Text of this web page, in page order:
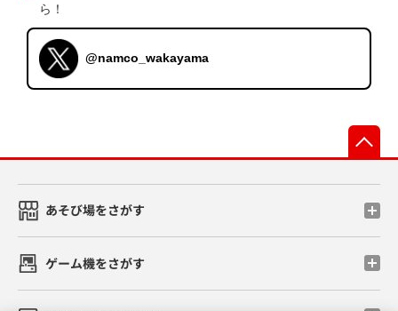
ら！
@namco_wakayama
あそび場をさがす
ゲーム機をさがす